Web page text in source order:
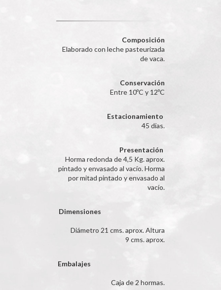
Composición
Elaborado con leche pasteurizada
de vaca.
Conservación
Entre 10ºC y 12ºC
Estacionamiento
45 días.
Presentación
Horma redonda de 4,5 Kg. aprox.
pintado y envasado al vacío. Horma
por mitad pintado y envasado al
vacío.
Dimensiones
Diámetro 21 cms. aprox. Altura
9 cms. aprox.
Embalajes
Caja de 2 hormas.